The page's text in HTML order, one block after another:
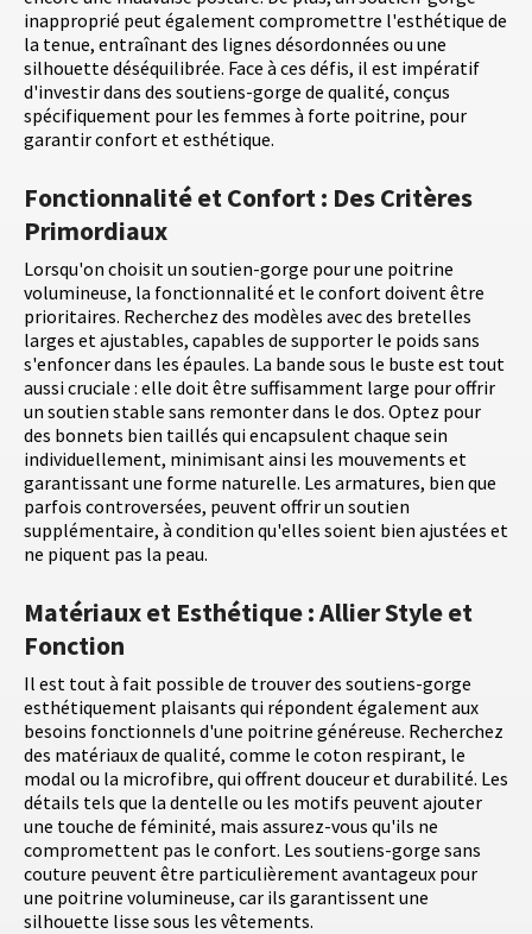
inapproprié peut également compromettre l'esthétique de
la tenue, entraînant des lignes désordonnées ou une
silhouette déséquilibrée. Face à ces défis, il est impératif
d'investir dans des soutiens-gorge de qualité, conçus
spécifiquement pour les femmes à forte poitrine, pour
garantir confort et esthétique.
Fonctionnalité et Confort : Des Critères
Primordiaux
Lorsqu'on choisit un soutien-gorge pour une poitrine
volumineuse, la fonctionnalité et le confort doivent être
prioritaires. Recherchez des modèles avec des bretelles
larges et ajustables, capables de supporter le poids sans
s'enfoncer dans les épaules. La bande sous le buste est tout
aussi cruciale : elle doit être suffisamment large pour offrir
un soutien stable sans remonter dans le dos. Optez pour
des bonnets bien taillés qui encapsulent chaque sein
individuellement, minimisant ainsi les mouvements et
garantissant une forme naturelle. Les armatures, bien que
parfois controversées, peuvent offrir un soutien
supplémentaire, à condition qu'elles soient bien ajustées et
ne piquent pas la peau.
Matériaux et Esthétique : Allier Style et
Fonction
Il est tout à fait possible de trouver des soutiens-gorge
esthétiquement plaisants qui répondent également aux
besoins fonctionnels d'une poitrine généreuse. Recherchez
des matériaux de qualité, comme le coton respirant, le
modal ou la microfibre, qui offrent douceur et durabilité. Les
détails tels que la dentelle ou les motifs peuvent ajouter
une touche de féminité, mais assurez-vous qu'ils ne
compromettent pas le confort. Les soutiens-gorge sans
couture peuvent être particulièrement avantageux pour
une poitrine volumineuse, car ils garantissent une
silhouette lisse sous les vêtements.